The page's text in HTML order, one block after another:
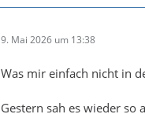
9. Mai 2026 um 13:38
Was mir einfach nicht in
Gestern sah es wieder so